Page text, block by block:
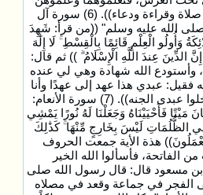
نساءكم وأولادكم فإنهما صلاة وقراءة ودعاء)). (6) سورة آل
الله عليه وسلم" ((من قرأ: شَهِدَ
وَأُولُو الْعِلْمِ قَائِمًا بِالْقِسْطِ ۚ لَا إِلَٰهَ
هُوَ الْعَزِيزُ الْحَكِيمُ (18) إِنَّ الدِّينَ عِندَ اللَّهِ الْإِسْلَامُ ۗ )) ثم قال:
وأستودع الله شهادة وهي لي عنده
فقيل: عبدي هذا عهد إلى عهدًا وأنا
أحق من أوفى بالعهد، أدخلوا عبدى الجنه)). (7) سورة الأنعام:
122 ((أَوَمَن كَانَ مَيْتًا فَأَحْيَيْنَاهُ وَجَعَلْنَا لَهُ نُورًا يَمْشِي
الظُّلُمَاتِ لَيْسَ بِخَارِجٍ مِّنْهَا ۚ كَذَٰلِكَ
يَعْمَلُونَ)) هذة الأية جمعت الحروف
الفاتحة، فأسألوا الله الخير
مسعود قال: قال رسول الله صلى
الفجر في جماعة وقعد في مصلاه